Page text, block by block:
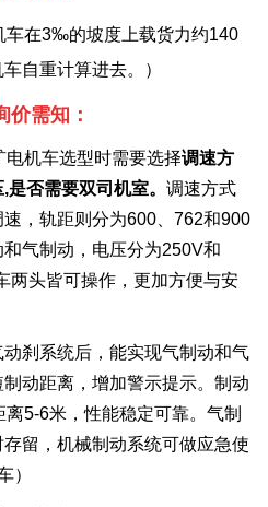
车在3‰的坡度上载货力约140
自重计算进去。
）
价需知：
电机车选型时需要选择调速方
,是否需要双司机室。 调速方式
，轨距则分为600、762和900
气制动，电压分为250V和
两头皆可操作，更加方便与安
刹系统后，能实现气制动和气
动距离，增加警示提示。制动
离5-6米，性能稳定可靠。 气制
留，机械制动系统可做应急使
）